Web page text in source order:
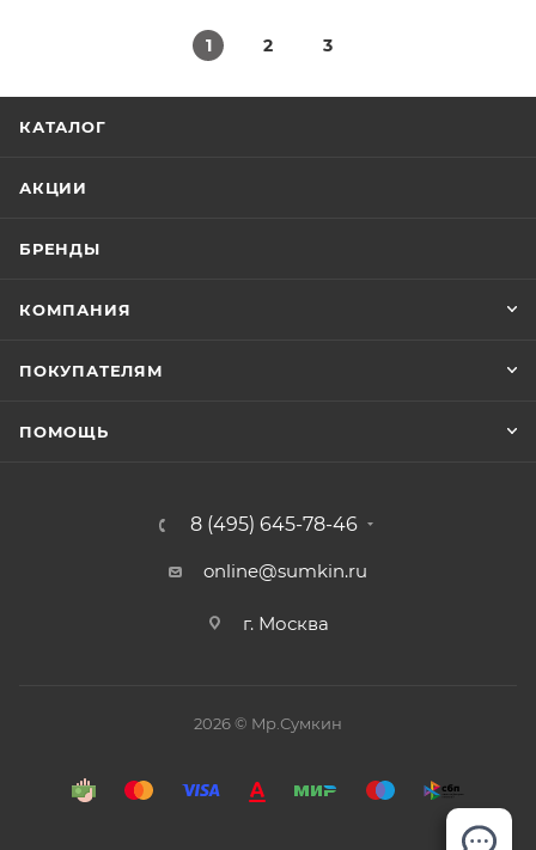
1 2 3
КАТАЛОГ
АКЦИИ
БРЕНДЫ
КОМПАНИЯ
ПОКУПАТЕЛЯМ
ПОМОЩЬ
8 (495) 645-78-46
online@sumkin.ru
г. Москва
2026 © Mр.Сумкин